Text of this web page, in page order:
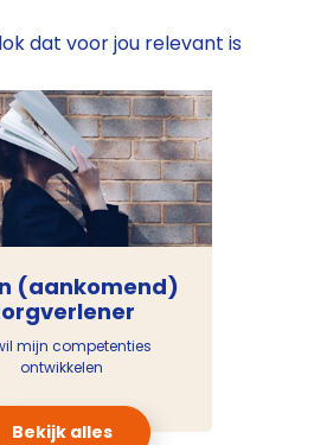
dat voor jou relevant is
(aankomend)
mijn competenties
ontwikkelen
Bekijk alles